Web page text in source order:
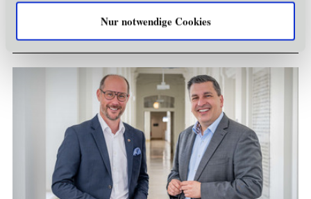
Nur notwendige Cookies
Mehr erfahren
Kapital